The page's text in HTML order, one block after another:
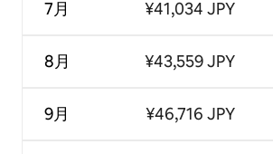
7月
8月
9月
¥41,034 JPY
¥43,559 JPY
¥46,716 JPY